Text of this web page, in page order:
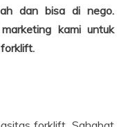
dan bisa di nego.
kami untuk